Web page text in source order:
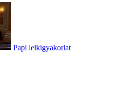
Papi lelkigyakorlat